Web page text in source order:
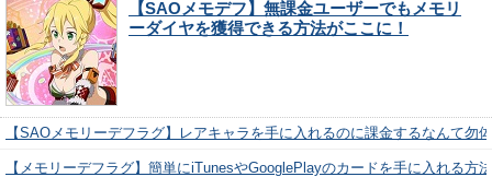
【SAOメモデフ】無課金ユーザーでもメモリ
ーダイヤを獲得できる方法がここに！
【SAOメモリーデフラグ】レアキャラを手に入れるのに課金するなんて勿
【メモリーデフラグ】簡単にiTunesやGooglePlayのカードを手に入れる方